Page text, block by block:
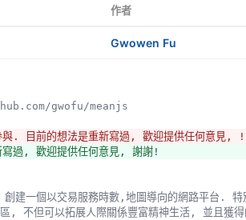
作者
Gwowen Fu
gwofu/meanjs
與. 目前的想法是重新寫過, 歡迎提供任何意見, !
寫過, 歡迎提供任何意見, 謝謝!
, 不但可以拓展人際關係豐富精神生活, 並且獲得